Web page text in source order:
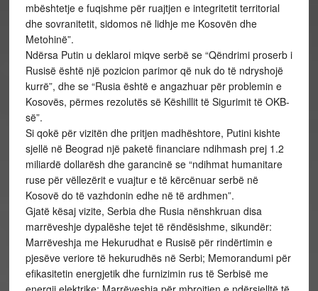
mbështetje e fuqishme për ruajtjen e integritetit territorial
dhe sovranitetit, sidomos në lidhje me Kosovën dhe
Metohinë”.
Ndërsa Putin u deklaroi miqve serbë se “Qëndrimi proserb i
Rusisë është një pozicion parimor që nuk do të ndryshojë
kurrë”, dhe se “Rusia është e angazhuar për problemin e
Kosovës, përmes rezolutës së Këshillit të Sigurimit të OKB-
së”.
Si qokë për vizitën dhe pritjen madhështore, Putini kishte
sjellë në Beograd një paketë financiare ndihmash prej 1.2
miliardë dollarësh dhe garancinë se “ndihmat humanitare
ruse për vëllezërit e vuajtur e të kërcënuar serbë në
Kosovë do të vazhdonin edhe në të ardhmen”.
Gjatë kësaj vizite, Serbia dhe Rusia nënshkruan disa
marrëveshje dypalëshe tejet të rëndësishme, sikundër:
Marrëveshja me Hekurudhat e Rusisë për rindërtimin e
pjesëve veriore të hekurudhës në Serbi; Memorandumi për
efikasitetin energjetik dhe furnizimin rus të Serbisë me